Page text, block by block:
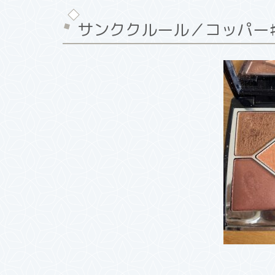
サンククルール／コッパ